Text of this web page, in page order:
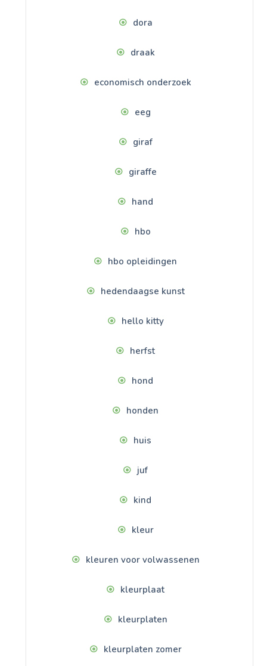
dora
draak
economisch onderzoek
eeg
giraf
giraffe
hand
hbo
hbo opleidingen
hedendaagse kunst
hello kitty
herfst
hond
honden
huis
juf
kind
kleur
kleuren voor volwassenen
kleurplaat
kleurplaten
kleurplaten zomer